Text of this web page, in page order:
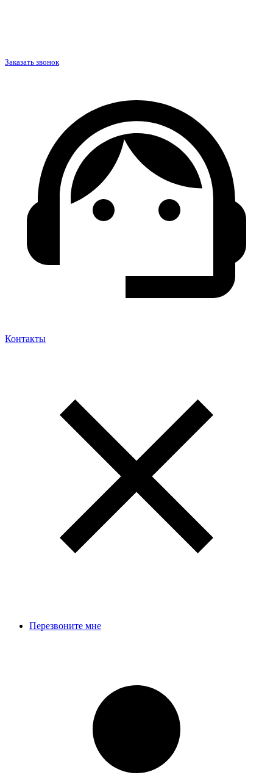
Заказать звонок
Контакты
Перезвоните мне